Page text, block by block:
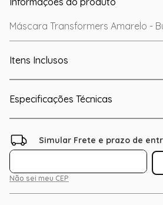
Máscara Transformers Amarelo -
Itens Inclusos
Especificações Técnicas
Não sei meu CEP